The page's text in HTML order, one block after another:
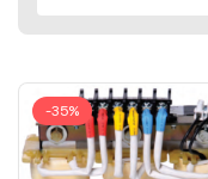
-35%